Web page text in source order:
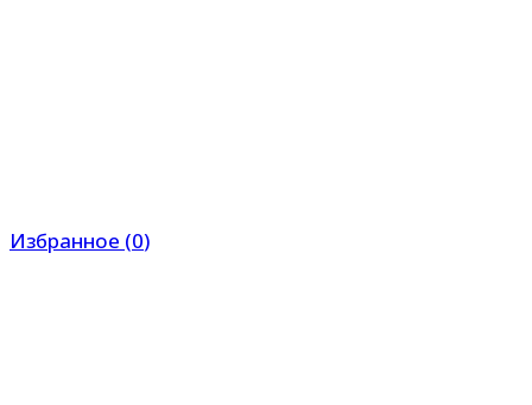
Избранное (0)